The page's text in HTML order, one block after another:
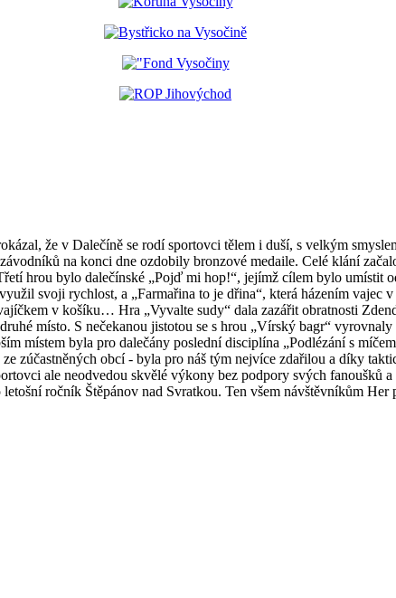
že v Dalečíně se rodí sportovci tělem i duší, s velkým
na konci dne ozdobily bronzové medaile. Celé klání
hrou bylo dalečínské „Pojď mi hop!“, jejímž cílem bylo umístit
svoji rychlost, a „Farmařina to je dřina“, která házením vajec
v košíku… Hra „Vyvalte sudy“ dala zazářit obratnosti
místo. S nečekanou jistotou se s hrou „Vírský bagr“
místem byla pro dalečány poslední disciplína „Podlézání s
zúčastněných obcí - byla pro náš tým nejvíce zdařilou a díky
ale neodvedou skvělé výkony bez podpory svých fanoušků
ročník Štěpánov nad Svratkou. Ten všem návštěvníkům